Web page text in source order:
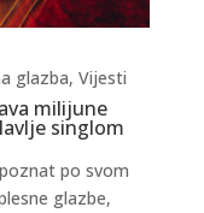
milijune
singlom
glazba, Vijesti
po svom
glazbe,